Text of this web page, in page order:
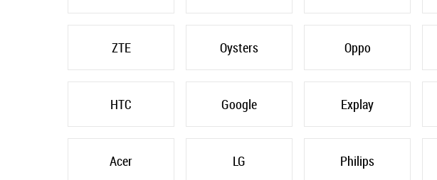
ZTE Oysters Oppo
HTC Google Explay
Acer LG Philips